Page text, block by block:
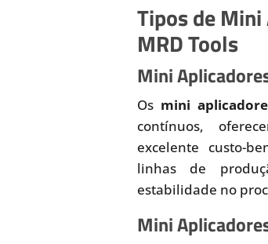
Tipos de
MRD Tools
Mini
Os mini
contínuos,
excelente custo-
linhas de
estabilidade no
Mini